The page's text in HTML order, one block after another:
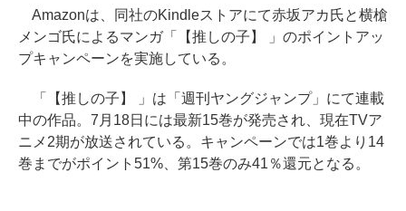
Amazonは、同社のKindleストアにて赤坂アカ氏と横槍
メンゴ氏によるマンガ「【推しの子】 」のポイントアッ
プキャンペーンを実施している。
「【推しの子】 」は「週刊ヤングジャンプ」にて連載
中の作品。7月18日には最新15巻が発売され、現在TVア
ニメ2期が放送されている。キャンペーンでは1巻より14
巻までがポイント51%、第15巻のみ41％還元となる。